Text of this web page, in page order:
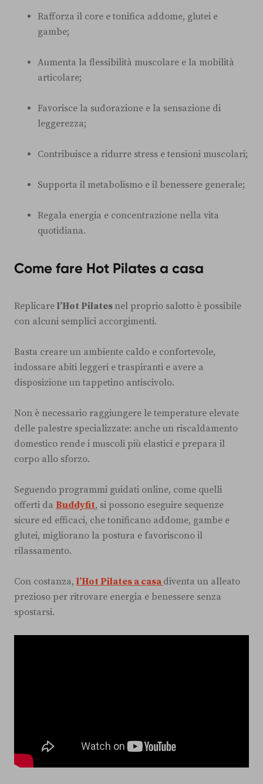
Rafforza il core e tonifica addome, glutei e
gambe;
Aumenta la flessibilità muscolare e la mobilità
articolare;
Favorisce la sudorazione e la sensazione di
leggerezza;
Contribuisce a ridurre stress e tensioni muscolari;
Supporta il metabolismo e il benessere generale;
Regala energia e concentrazione nella vita
quotidiana.
Come fare Hot Pilates a casa
Replicare l’Hot Pilates nel proprio salotto è possibile
con alcuni semplici accorgimenti.
Basta creare un ambiente caldo e confortevole,
indossare abiti leggeri e traspiranti e avere a
disposizione un tappetino antiscivolo.
Non è necessario raggiungere le temperature elevate
delle palestre specializzate: anche un riscaldamento
domestico rende i muscoli più elastici e prepara il
corpo allo sforzo.
Seguendo programmi guidati online, come quelli
offerti da Buddyfit, si possono eseguire sequenze
sicure ed efficaci, che tonificano addome, gambe e
glutei, migliorano la postura e favoriscono il
rilassamento.
Con costanza, l’Hot Pilates a casa diventa un alleato
prezioso per ritrovare energia e benessere senza
spostarsi.